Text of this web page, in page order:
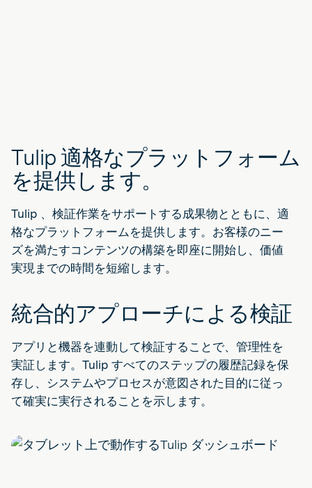
Tulip 適格なプラットフォーム
を提供します。
Tulip 、検証作業をサポートする成果物とともに、適
格なプラットフォームを提供します。お客様のニー
ズを満たすコンテンツの構築を即座に開始し、価値
実現までの時間を短縮します。
統合的アプローチによる検証
アプリと機器を連動して検証することで、管理性を
実証します。Tulip すべてのステップの履歴記録を保
存し、システムやプロセスが意図された目的に従っ
て確実に実行されることを示します。